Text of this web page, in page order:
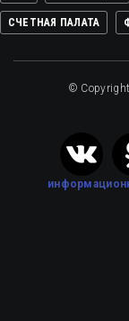
СЧЕТНАЯ ПАЛАТА
©